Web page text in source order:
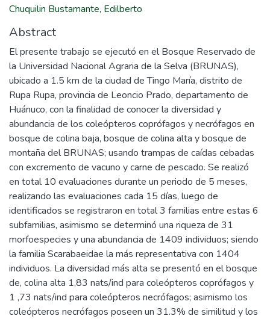
Chuquilin Bustamante, Edilberto
Abstract
El presente trabajo se ejecutó en el Bosque Reservado de
la Universidad Nacional Agraria de la Selva (BRUNAS),
ubicado a 1.5 km de la ciudad de Tingo María, distrito de
Rupa Rupa, provincia de Leoncio Prado, departamento de
Huánuco, con la finalidad de conocer la diversidad y
abundancia de los coleópteros coprófagos y necrófagos en
bosque de colina baja, bosque de colina alta y bosque de
montaña del BRUNAS; usando trampas de caídas cebadas
con excremento de vacuno y carne de pescado. Se realizó
en total 10 evaluaciones durante un periodo de 5 meses,
realizando las evaluaciones cada 15 días, luego de
identificados se registraron en total 3 familias entre estas 6
subfamilias, asimismo se determinó una riqueza de 31
morfoespecies y una abundancia de 1409 individuos; siendo
la familia Scarabaeidae la más representativa con 1404
individuos. La diversidad más alta se presentó en el bosque
de, colina alta 1,83 nats/ind para coleópteros coprófagos y
1 ,73 nats/ind para coleópteros necrófagos; asimismo los
coleópteros necrófagos poseen un 31.3% de similitud y los